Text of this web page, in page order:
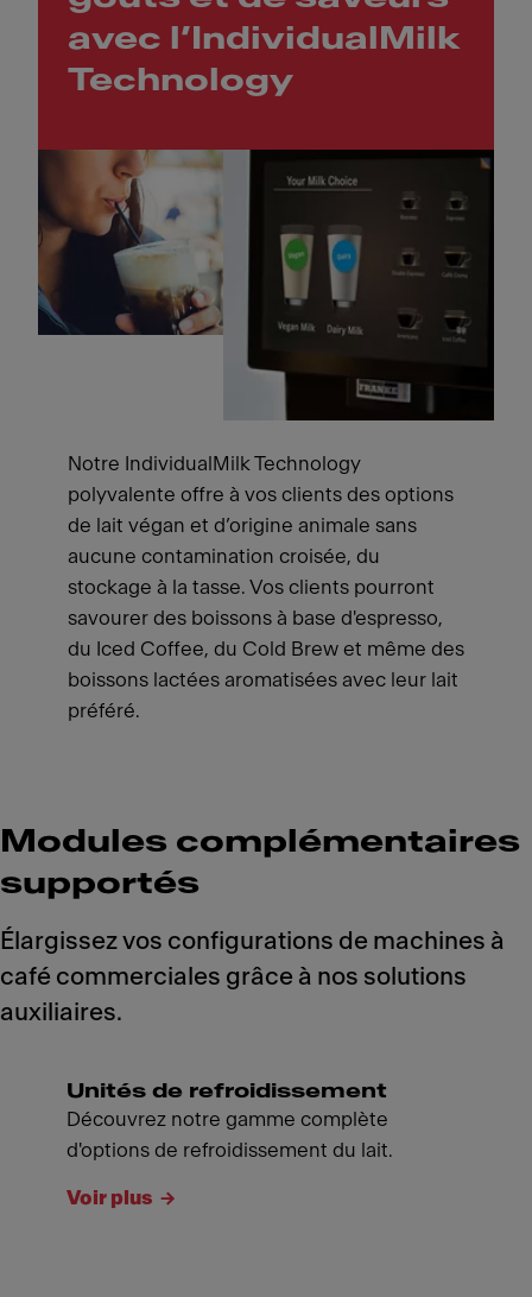
avec l’IndividualMilk
Technology
Notre IndividualMilk Technology
polyvalente offre à vos clients des options
de lait végan et d’origine animale sans
aucune contamination croisée, du
stockage à la tasse. Vos clients pourront
savourer des boissons à base d'espresso,
du Iced Coffee, du Cold Brew et même des
boissons lactées aromatisées avec leur lait
préféré.
Modules complémentaires
supportés
Élargissez vos configurations de machines à
café commerciales grâce à nos solutions
auxiliaires.
Unités de refroidissement
Découvrez notre gamme complète
d'options de refroidissement du lait.
Voir plus